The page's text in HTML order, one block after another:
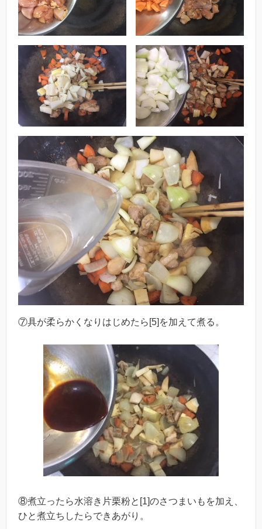
⑦具が柔らかくなりはじめたら[5]を加えて煮る。
⑧煮立ったら水溶き片栗粉と[1]のさつまいもを加え、
ひと煮立ちしたらできあがり。